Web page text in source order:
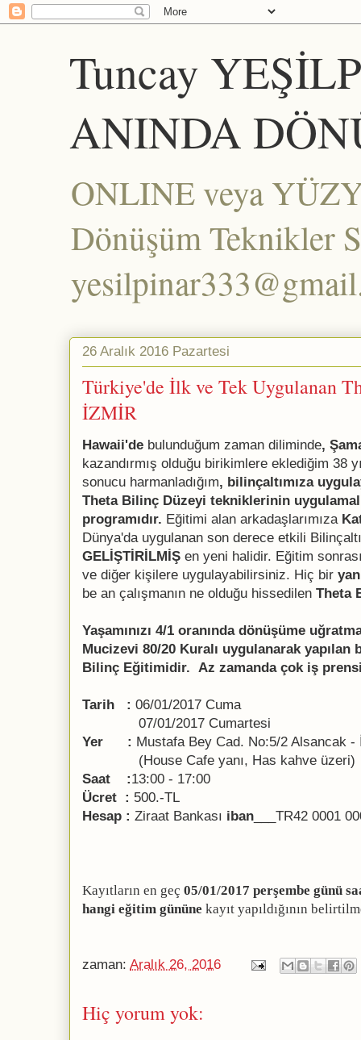
Tuncay
ANINDA
ONLINE veya
Dönüşüm Teknikler
26 Aralık 2016 Pazartesi
Türkiye'de İlk ve Tek Uygulanan
İZMİR
Hawaii'de bulunduğum zaman diliminde,
kazandırmış olduğu birikimlere eklediğim 38
sonucu harmanladığım, bilinçaltımıza
Theta Bilinç Düzeyi tekniklerinin
programıdır. Eğitimi alan arkadaşlarımıza
Dünya'da uygulanan son derece etkili
GELİŞTİRİLMİŞ en yeni halidir. Eğitim
ve diğer kişilere uygulayabilirsiniz. Hiç bir
be an çalışmanın ne olduğu hissedilen Theta
Yaşamınızı 4/1 oranında dönüşüme
Mucizevi 80/20 Kuralı uygulanarak
Bilinç Eğitimidir. Az zamanda çok iş
Tarih : 06/01/2017 Cuma
07/01/2017 Cumartesi
Yer : Mustafa Bey Cad. No:5/2 Alsancak -
(House Cafe yanı, Has kahve üzeri)
Saat :13:00 - 17:00
Ücret : 500.-TL
Hesap : Ziraat Bankası iban ___TR42 0001
Kayıtların en geç 05/01/2017 perşembe günü
hangi eğitim gününe kayıt yapıldığının
zaman: Aralık 26, 2016
Hiç yorum yok: